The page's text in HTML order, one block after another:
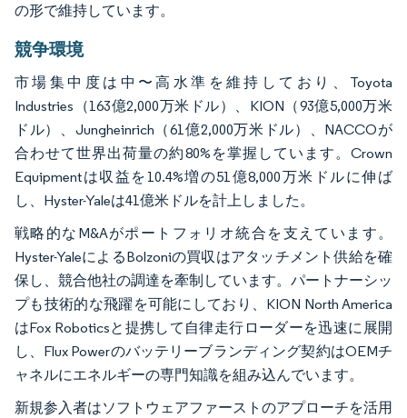
の形で維持しています。
競争環境
市場集中度は中〜高水準を維持しており、Toyota
Industries（163億2,000万米ドル）、KION（93億5,000万米
ドル）、Jungheinrich（61億2,000万米ドル）、NACCOが
合わせて世界出荷量の約80%を掌握しています。Crown
Equipmentは収益を10.4%増の51億8,000万米ドルに伸ば
し、Hyster-Yaleは41億米ドルを計上しました。
戦略的なM&Aがポートフォリオ統合を支えています。
Hyster-YaleによるBolzoniの買収はアタッチメント供給を確
保し、競合他社の調達を牽制しています。パートナーシッ
プも技術的な飛躍を可能にしており、KION North America
はFox Roboticsと提携して自律走行ローダーを迅速に展開
し、Flux Powerのバッテリーブランディング契約はOEMチ
ャネルにエネルギーの専門知識を組み込んでいます。
新規参入者はソフトウェアファーストのアプローチを活用